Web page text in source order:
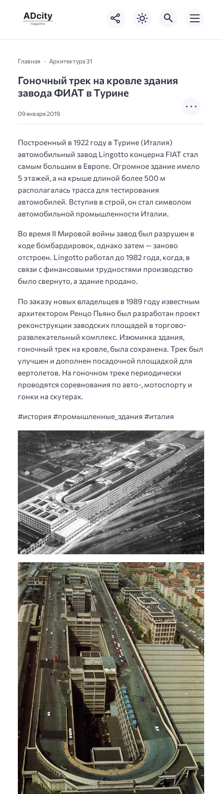
Главная Архитектура 31
Гоночный трек на кровле здания
завода ФИАТ в Турине
09 января 2019
Построенный в 1922 году в Турине (Италия)
автомобильный завод Lingotto концерна FIAT стал
самым большим в Европе. Огромное здание имело
5 этажей, а на крыше длиной более 500 м
располагалась трасса для тестирования
автомобилей. Вступив в строй, он стал символом
автомобильной промышленности Италии.
Во время II Мировой войны завод был разрушен в
ходе бомбардировок, однако затем — заново
отстроен. Lingotto работал до 1982 года, когда, в
связи с финансовыми трудностями производство
было свернуто, а здание продано.
По заказу новых владельцев в 1989 году известным
архитектором Ренцо Пьяно был разработан проект
реконструкции заводских площадей в торгово-
развлекательный комплекс. Изюминка здания,
гоночный трек на кровле, была сохранена. Трек был
улучшен и дополнен посадочной площадкой для
вертолетов. На гоночном треке периодически
проводятся соревнования по авто-, мотоспорту и
гонки на скутерах.
#история #промышленные_здания #италия